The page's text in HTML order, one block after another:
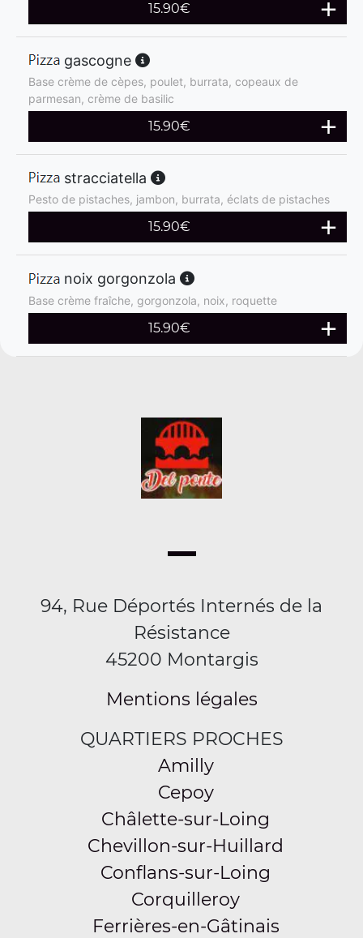
15.90€
gascogne
Base crème de cèpes, poulet, burrata, copeaux de
parmesan, crème de basilic
15.90€
stracciatella
Pesto de pistaches, jambon, burrata, éclats de pistaches
15.90€
noix gorgonzola
Base crème fraîche, gorgonzola, noix, roquette
15.90€
94, Rue Déportés Internés de la
Résistance
45200 Montargis
Mentions légales
QUARTIERS PROCHES
Amilly
Cepoy
Châlette-sur-Loing
Chevillon-sur-Huillard
Conflans-sur-Loing
Corquilleroy
Ferrières-en-Gâtinais